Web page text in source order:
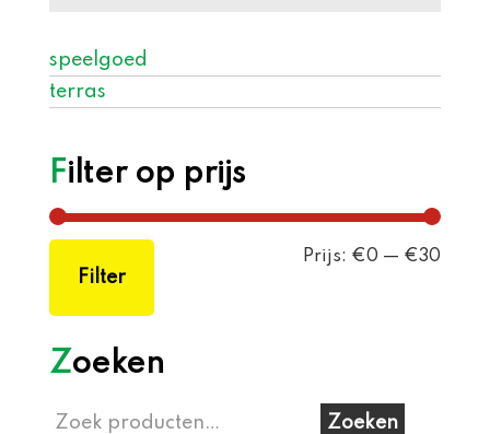
speelgoed
terras
Filter op prijs
Filter
Prijs: €0 — €30
Zoeken
Zoeken
Zoeken